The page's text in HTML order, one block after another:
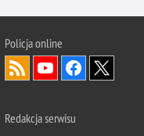
Policja online
Redakcja serwisu